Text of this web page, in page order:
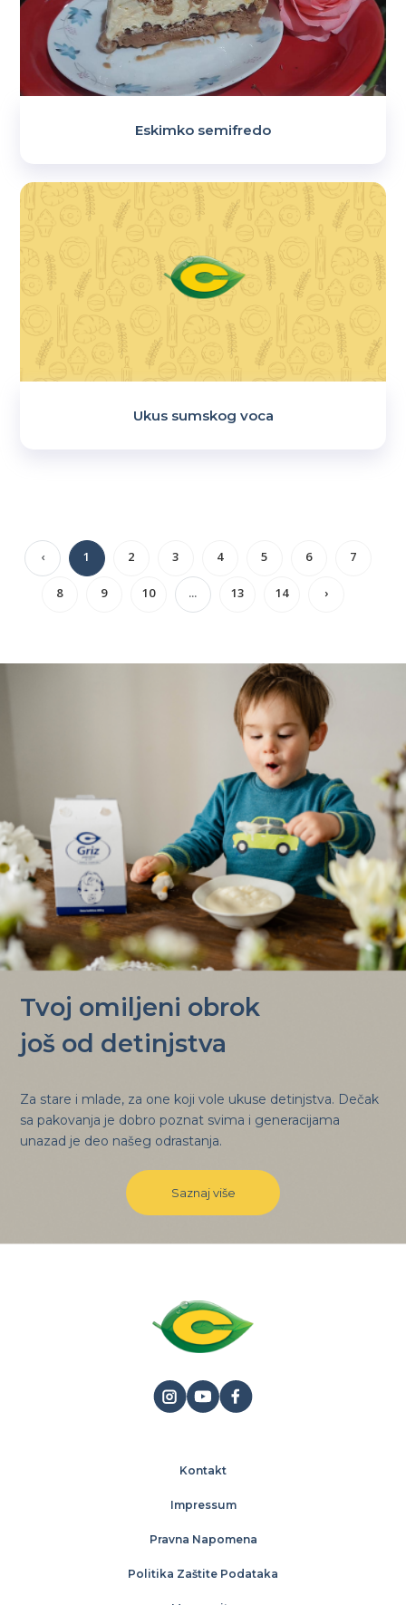
Eskimko semifredo
Ukus sumskog voca
‹ 1 2 3 4 5 6 7
8 9 10 ... 13 14 ›
Tvoj omiljeni obrok
još od detinjstva
Za stare i mlade, za one koji vole ukuse detinjstva. Dečak
sa pakovanja je dobro poznat svima i generacijama
unazad je deo našeg odrastanja.
Saznaj više
Kontakt
Impressum
Pravna Napomena
Politika Zaštite Podataka